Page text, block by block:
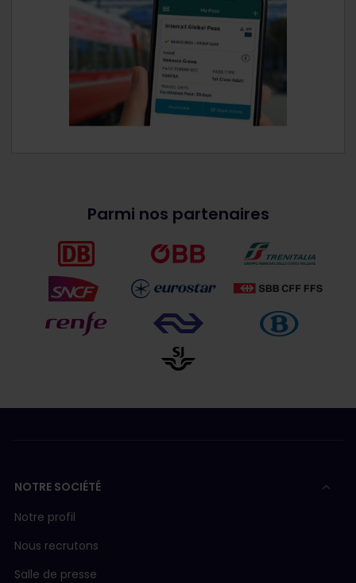
Parmi nos partenaires
NOTRE SOCIÉTÉ
Notre profil
Nous recrutons
Salle de presse